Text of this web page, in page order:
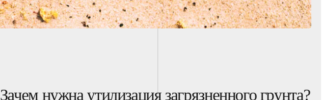
Зачем нужна утилизация загрязненного грунта?